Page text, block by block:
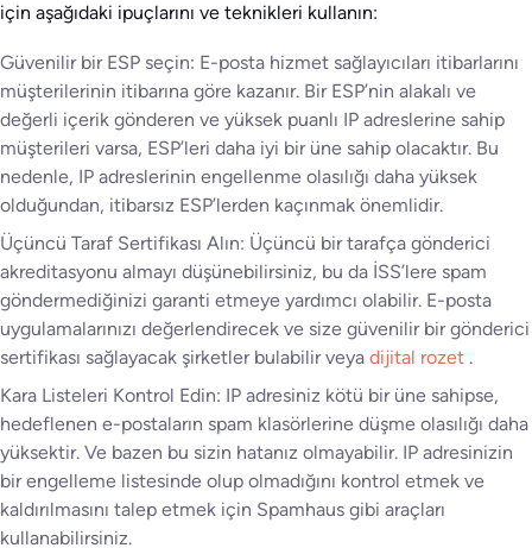
için aşağıdaki ipuçlarını ve teknikleri kullanın:
Güvenilir bir ESP seçin: E-posta hizmet sağlayıcıları itibarlarını
müşterilerinin itibarına göre kazanır. Bir ESP’nin alakalı ve
değerli içerik gönderen ve yüksek puanlı IP adreslerine sahip
müşterileri varsa, ESP’leri daha iyi bir üne sahip olacaktır. Bu
nedenle, IP adreslerinin engellenme olasılığı daha yüksek
olduğundan, itibarsız ESP’lerden kaçınmak önemlidir.
Üçüncü Taraf Sertifikası Alın: Üçüncü bir tarafça gönderici
akreditasyonu almayı düşünebilirsiniz, bu da İSS’lere spam
göndermediğinizi garanti etmeye yardımcı olabilir. E-posta
uygulamalarınızı değerlendirecek ve size güvenilir bir gönderici
sertifikası sağlayacak şirketler bulabilir veya dijital rozet .
Kara Listeleri Kontrol Edin: IP adresiniz kötü bir üne sahipse,
hedeflenen e-postaların spam klasörlerine düşme olasılığı daha
yüksektir. Ve bazen bu sizin hatanız olmayabilir. IP adresinizin
bir engelleme listesinde olup olmadığını kontrol etmek ve
kaldırılmasını talep etmek için Spamhaus gibi araçları
kullanabilirsiniz.